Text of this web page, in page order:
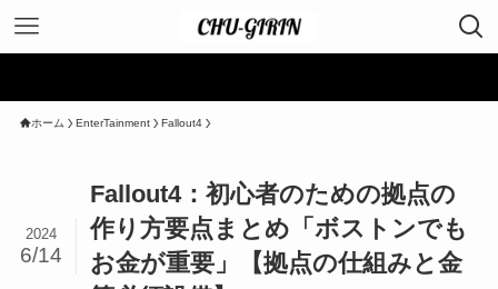
ホーム EnterTainment Fallout4
Fallout4：初心者のための拠点の
作り方要点まとめ「ボストンでも
お金が重要」【拠点の仕組みと金
2024
6/14